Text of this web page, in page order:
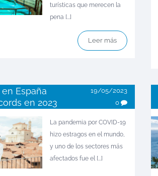
turísticas que merecen la
pena [...]
Leer más
España
en 2023
19/05/2023
0
La pandemia por COVID-19
hizo estragos en el mundo,
y uno de los sectores más
afectados fue el [...]